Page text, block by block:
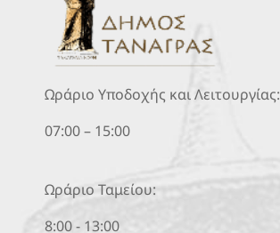
Ωράριο Υποδοχής και Λειτουργίας:
07:00 – 15:00
Ωράριο Ταμείου:
8:00 - 13:00